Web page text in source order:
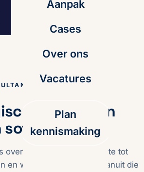
Aanpak
Cases
Over ons
Vacatures
Plan
kennismaking
partner in
software
over de vloer bij middelgrote tot
en weten wat er speelt. Vanuit die